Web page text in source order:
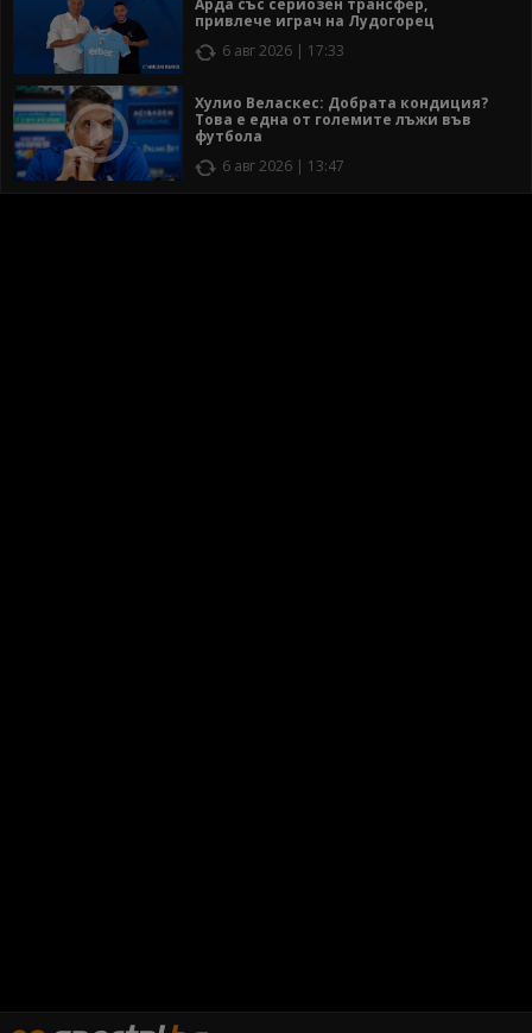
Арда със сериозен трансфер,
привлече играч на Лудогорец
6 авг 2026 | 17:33
Хулио Веласкес: Добрата кондиция?
Това е една от големите лъжи във
футбола
6 авг 2026 | 13:47